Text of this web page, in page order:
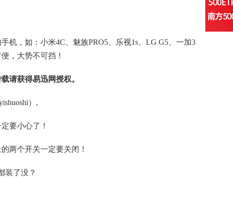
机，如：小米4C、魅族PRO5、乐视1s、LG G5、一加3
，大势不可挡！
请获得易迅网授权。
）,
要小心了！
两个开关一定要关闭！
装了没？